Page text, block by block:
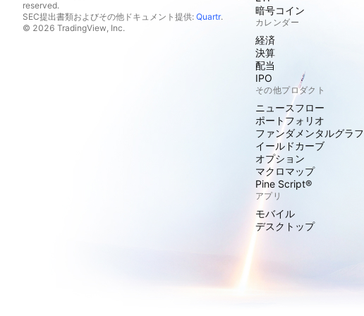
reserved.
SEC提出書類およびその他ドキュメント提供: Quartr.
© 2026 TradingView, Inc.
暗号コイン
カレンダー
経済
決算
配当
IPO
その他プロダクト
ニュースフロー
ポートフォリオ
ファンダメンタルグラフ
イールドカーブ
オプション
マクロマップ
Pine Script®
アプリ
モバイル
デスクトップ